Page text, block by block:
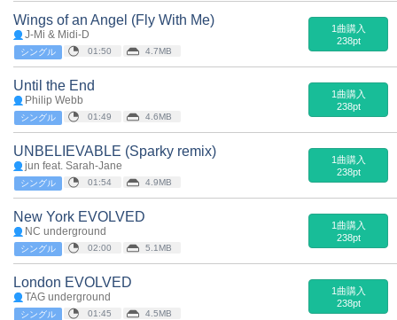
Wings of an Angel (Fly With Me)
J-Mi & Midi-D
シングル 01:50 4.7MB
1曲購入
238pt
Until the End
Philip Webb
シングル 01:49 4.6MB
1曲購入
238pt
UNBELIEVABLE (Sparky remix)
jun feat. Sarah-Jane
シングル 01:54 4.9MB
1曲購入
238pt
New York EVOLVED
NC underground
シングル 02:00 5.1MB
1曲購入
238pt
London EVOLVED
TAG underground
シングル 01:45 4.5MB
1曲購入
238pt